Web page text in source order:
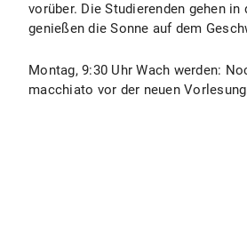
vorüber. Die Studierenden gehen in
genießen die Sonne auf dem
Montag, 9:30 Uhr Wach werden:
macchiato vor der neuen